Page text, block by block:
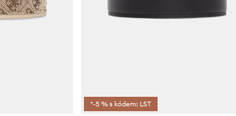
*-5 % s kódem: LST